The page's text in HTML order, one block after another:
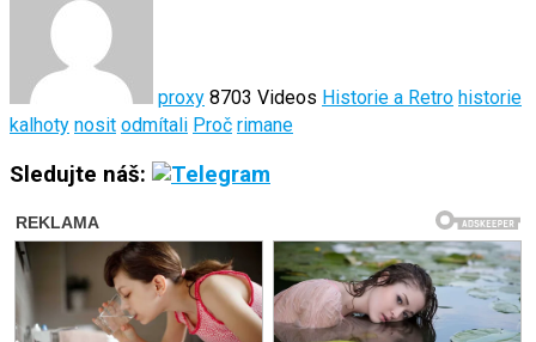
proxy 8703 Videos Historie a Retro historie
kalhoty nosit odmítali Proč rimane
Sledujte náš: